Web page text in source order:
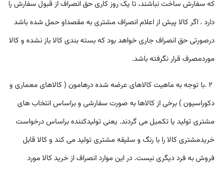
که سفارش ساخت نباشند، تا یک روز کاری حق انصراف از قبول سفارش را
دارد . اگر کالا پيش از اعلام انصراف مشتری به مقصداو حمل شده باشد
درصورتی حق انصراف جاری خواهد بود که بسته بندی کالا باز نشده و کالا
موردمصرف قرار نگرفته باشد.
٢ .با توجه به ماهيت کالاهای عرضه شده درهامون ( کالاهای معماری و
دکوراسيون ) برخی از کالاها به صورت سفارشی و براساس انتخاب های
مشتری توليد يا تکميل می گردند. يعنی توليدکننده براساس درخواست
خريدمشتری کالا را با رنگ و سليقه مشتری توليد می کند و کالا قابل
فروش به فرد ديگری نيست. در اين موارد انصراف از خريد کالا مورد